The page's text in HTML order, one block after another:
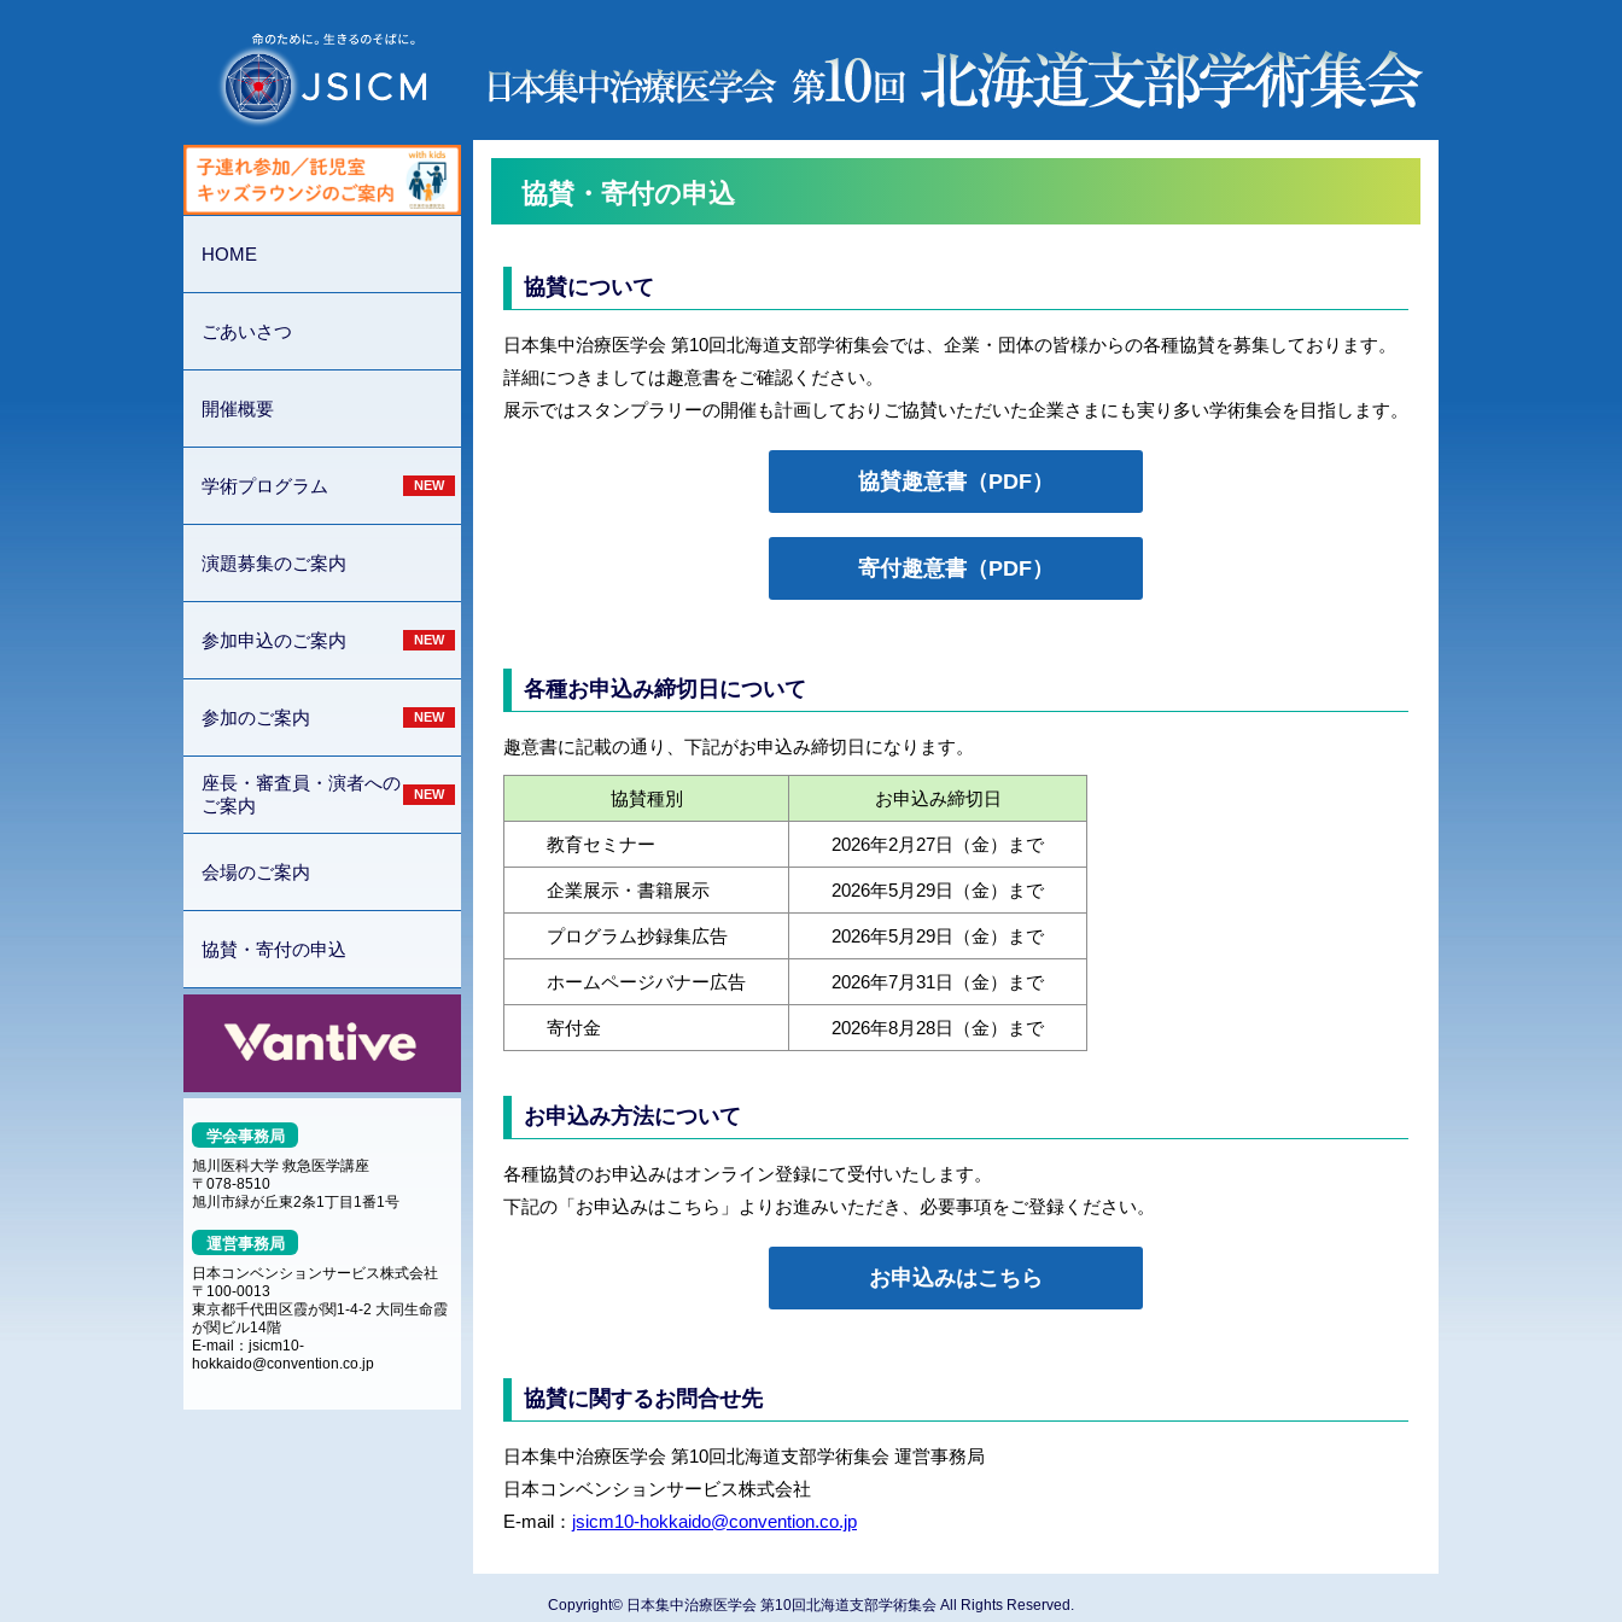
HOME
ごあいさつ
開催概要
学術プログラム NEW
演題募集のご案内
参加申込のご案内 NEW
参加のご案内 NEW
座長・審査員・演者への
ご案内
NEW
会場のご案内
協賛・寄付の申込
学会事務局
旭川医科大学 救急医学講座
〒078-8510
旭川市緑が丘東2条1丁目1番1号
運営事務局
日本コンベンションサービス株式会社
〒100-0013
東京都千代田区霞が関1-4-2 大同生命霞
が関ビル14階
E-mail： jsicm10-
hokkaido@convention.co.jp
協賛・寄付の申込
協賛について
日本集中治療医学会 第10回北海道支部学術集会では、企業・団体の皆様からの各種協賛を募集しております。
詳細につきましては趣意書をご確認ください。
展示ではスタンプラリーの開催も計画しておりご協賛いただいた企業さまにも実り多い学術集会を目指します。
協賛趣意書（PDF）
寄付趣意書（PDF）
各種お申込み締切日について
趣意書に記載の通り、下記がお申込み締切日になります。
協賛種別 お申込み締切日
教育セミナー 2026年2月27日（金）まで
企業展示・書籍展示 2026年5月29日（金）まで
プログラム抄録集広告 2026年5月29日（金）まで
ホームページバナー広告 2026年7月31日（金）まで
寄付金 2026年8月28日（金）まで
お申込み方法について
各種協賛のお申込みはオンライン登録にて受付いたします。
下記の「お申込みはこちら」よりお進みいただき、必要事項をご登録ください。
お申込みはこちら
協賛に関するお問合せ先
日本集中治療医学会 第10回北海道支部学術集会 運営事務局
日本コンベンションサービス株式会社
E-mail： jsicm10-hokkaido@convention.co.jp
Copyright© 日本集中治療医学会 第10回北海道支部学術集会 All Rights Reserved.